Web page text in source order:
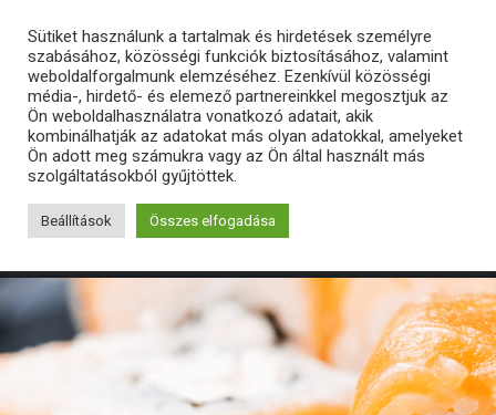
Sütiket használunk a tartalmak és hirdetések személyre
szabásához, közösségi funkciók biztosításához, valamint
weboldalforgalmunk elemzéséhez. Ezenkívül közösségi
média-, hirdető- és elemező partnereinkkel megosztjuk az
Ön weboldalhasználatra vonatkozó adatait, akik
kombinálhatják az adatokat más olyan adatokkal, amelyeket
Ön adott meg számukra vagy az Ön által használt más
szolgáltatásokból gyűjtöttek.
Beállítások Összes elfogadása